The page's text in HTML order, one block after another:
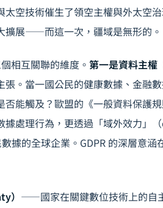
空技術催生了領空主權與外太空
擴展——而這一次，疆域是無形的。
相互關聯的維度。 第一是資料主權
。當一國公民的健康數據、金融
能觸及？歐盟的《一般資料保護
處理行為，更透過「域外效力」
據的全球企業。GDPR 的深層意涵
） ——國家在關鍵數位技術上的自